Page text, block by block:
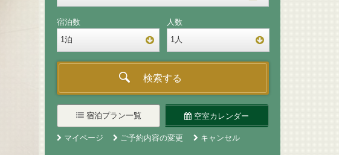
宿泊数
1泊
人数
1人
宿泊数をお選びください
2 3
人数をお選びください
2 3
宿泊プラン一覧
空室カレンダー
マイページ ご予約内容の変更 キャンセル